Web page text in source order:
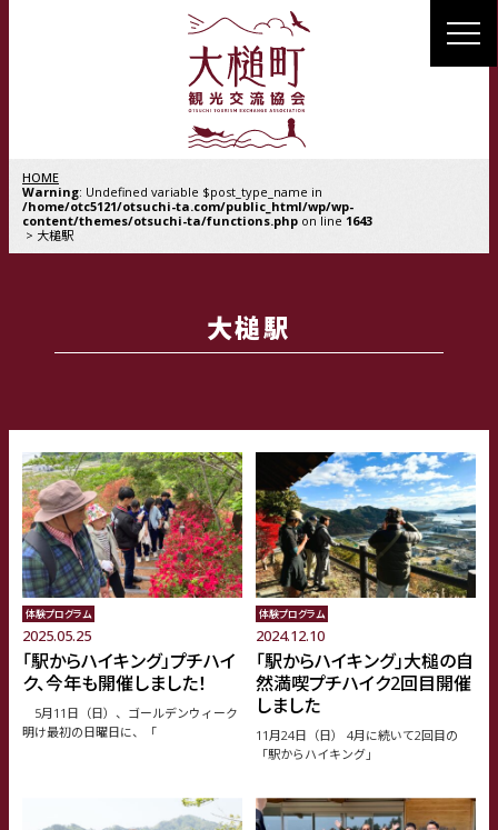
HOME
Warning: Undefined variable $post_type_name in
/home/otc5121/otsuchi-ta.com/public_html/wp/wp-
content/themes/otsuchi-ta/functions.php on line 1643
大槌駅
大槌駅
2025.05.25
体験プログラム
「駅からハイキング」プチハイ
ク、今年も開催しました！
5月11日（日）、ゴールデンウィーク
明け最初の日曜日に、「
2024.12.10
体験プログラム
｢駅からハイキング｣大槌の自
然満喫プチハイク2回目開催
しました
11月24日（日） 4月に続いて2回目の
「駅からハイキング」